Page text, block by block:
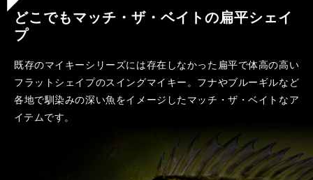
どこでもマッチ・ザ・ベイトの扁平シェイ
プ
既存のマイキーシリーズには存在しなかった扁平で体高の高い
フラットシェイプのスイングマイキー。フナやブルーギルなど
各地で馴染みの深い魚をイメージしたマッチ・ザ・ベイトなア
イテムです。